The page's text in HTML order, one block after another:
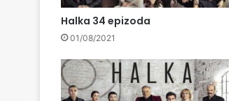
Halka 34 epizoda
01/08/2021